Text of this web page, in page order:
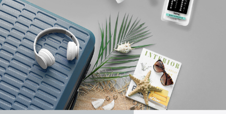
限らない）は、AFTEEに渡され当サービスで必要な範囲内で利用されま
す。AFTEEの個人情報の収集、処理、利用について、詳細はAFTEE公式ホ
ームページの『個人情報の収集、処理及び利用に関する声明』をご参照く
ださい（https://aftee.tw/privacypolicy/）。
AFTEEの初回ご利用の際に、審査を通過すれば、最高額がNT$10,000にな
ります。支払い期限を過ぎた場合、その金額に基づいて年利20%の遅延滞
納金が加算されます。未成年の利用者は、事前に法定代理人または後見人
の同意を得ればAFTEEをご利用いただけます。
個人情報の処理、利用について疑問がある、または関連する法律の権利を
行使したい場合は、ネットプロテクションズcs_tw@netprotections.co.jp